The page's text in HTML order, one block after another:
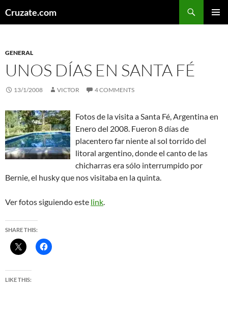
toCruzate.com
GENERAL
UNOS DÍAS EN SANTA FÉ
13/1/2008 VICTOR 4 COMMENTS
Fotos de la visita a Santa Fé, Argentina en
Enero del 2008. Fueron 8 días de
placentero far niente al sol torrido del
litoral argentino, donde el canto de las
chicharras era sólo interrumpido por
Bernie, el husky que nos visitaba en la quinta.
Ver fotos siguiendo este link.
SHARE THIS:
LIKE THIS: